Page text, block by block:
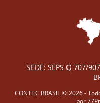
SEDE: SEPS Q 707/
CONTEC BRASIL © 2026 -
por